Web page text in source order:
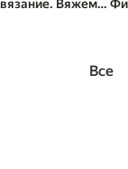
вязание. Вяжем
Все